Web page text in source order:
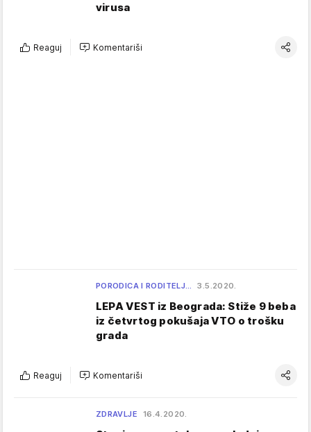
virusa
Reaguj Komentariši
PORODICA I RODITELJ… 3.5.2020.
LEPA VEST iz Beograda: Stiže 9 beba
iz četvrtog pokušaja VTO o trošku
grada
Reaguj Komentariši
ZDRAVLJE 16.4.2020.